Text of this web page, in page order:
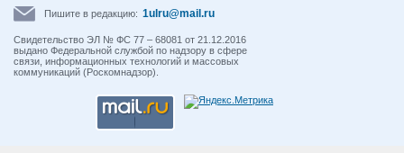
Пишите в редакцию: 1ulru@mail.ru
Свидетельство ЭЛ № ФС 77 – 68081 от 21.12.2016
выдано Федеральной службой по надзору в сфере
связи, информационных технологий и массовых
коммуникаций (Роскомнадзор).